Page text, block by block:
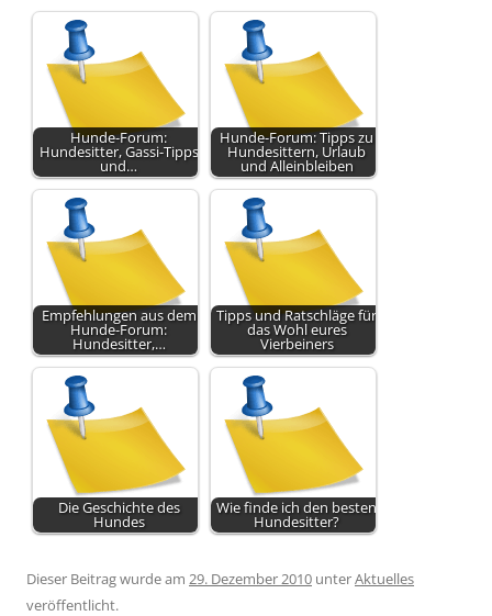
Hunde-Forum:
Hundesitter, Gassi-Tipps
und…
Hunde-Forum: Tipps zu
Hundesittern, Urlaub
und Alleinbleiben
Empfehlungen aus dem
Hunde-Forum:
Hundesitter,…
Tipps und Ratschläge für
das Wohl eures
Vierbeiners
Die Geschichte des
Hundes
Wie finde ich den besten
Hundesitter?
Dieser Beitrag wurde am 29. Dezember 2010 unterAktuelles
veröffentlicht.